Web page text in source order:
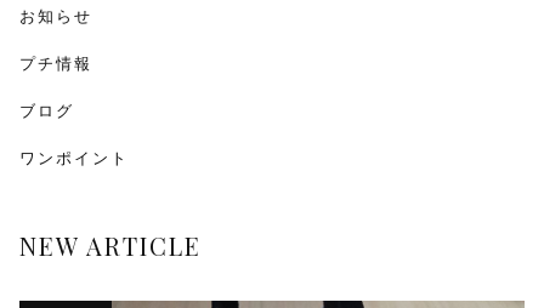
お知らせ
プチ情報
ブログ
ワンポイント
NEW ARTICLE